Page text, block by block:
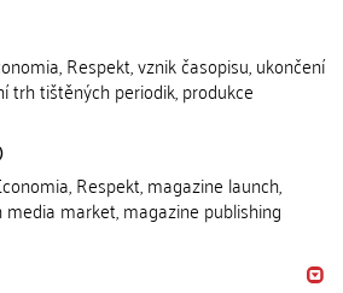
Respekt, vznik časopisu, ukončení
trh tištěných periodik, produkce
Respekt, magazine launch,
market, magazine publishing